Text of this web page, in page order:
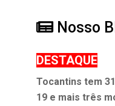
Nosso
DESTAQUE
Tocantins tem
19 e mais três